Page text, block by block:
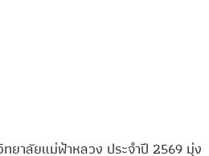
ยาลัยแม่ฟ้าหลวง ประจำปี 2569 มุ่ง